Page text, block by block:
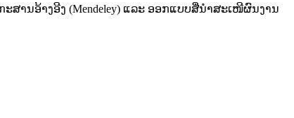
ານອ້າງອີງ (Mendeley) ແລະ ອອກແບບສື່ນໍາສະເໜີຜົນງານ